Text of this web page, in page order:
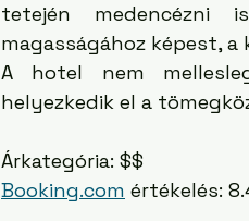
tetején medencézni
magasságához képest, a
A hotel nem
helyezkedik el a
Árkategória: $$
Booking.com értékelés: